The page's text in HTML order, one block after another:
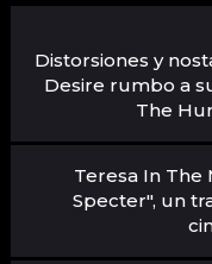
Distorsiones y
Desire rumbo a
The
Teresa In The
Specter", un